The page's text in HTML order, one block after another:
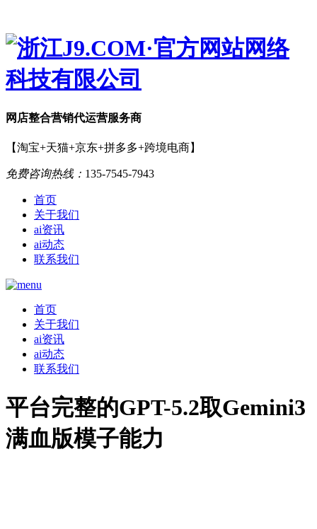
网店整合营销代运营服务商
【淘宝+天猫+京东+拼多多+跨境电商】
免费咨询热线： 135-7545-7943
首页
关于我们
ai资讯
ai动态
联系我们
首页
关于我们
ai资讯
ai动态
联系我们
平台完整的GPT-5.2取Gemini3
满血版模子能力